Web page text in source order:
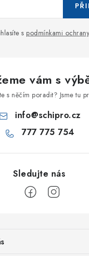
s podmínkami
vám s
s něčím poradit? Jsme tu
info@schipro.cz
777 775 754